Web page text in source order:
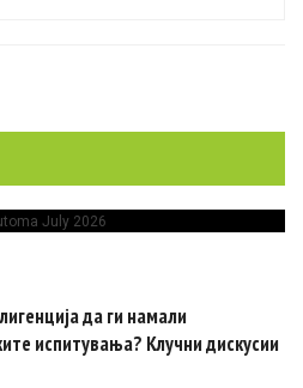
да ги намали
испитувања? Клучни дискусии